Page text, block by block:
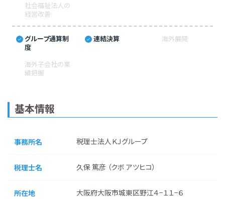
社会福祉法人の
経営改善
グループ通算制
度
連結決算 海外展開
海外子会社の業
績把握
基本情報
事務所名 税理士法人ＫＪグループ
税理士名 久保 篤彦 （クボ アツヒコ）
所在地 大阪府大阪市城東区野江４−１１−６